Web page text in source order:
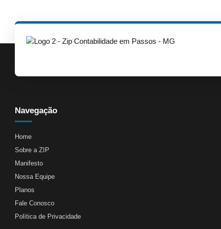
Navegação
Home
Sobre a ZIP
Manifesto
Nossa Equipe
Planos
Fale Conosco
Política de Privacidade